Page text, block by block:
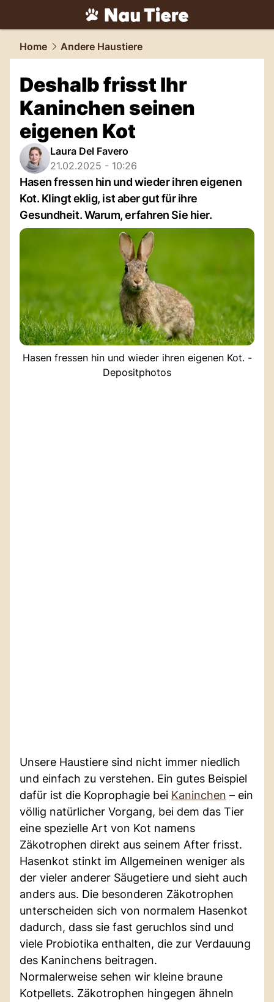
tiere.NAU.ch
Home Andere Haustiere
Deshalb frisst Ihr
Kaninchen seinen
eigenen Kot
Laura Del Favero
21.02.2025 - 10:26
Hasen fressen hin und wieder ihren eigenen
Kot. Klingt eklig, ist aber gut für ihre
Gesundheit. Warum, erfahren Sie hier.
Hasen fressen hin und wieder ihren eigenen Kot. -
Depositphotos
Unsere Haustiere sind nicht immer niedlich
und einfach zu verstehen. Ein gutes Beispiel
dafür ist die Koprophagie bei Kaninchen – ein
völlig natürlicher Vorgang, bei dem das Tier
eine spezielle Art von Kot namens
Zäkotrophen direkt aus seinem After frisst.
Hasenkot stinkt im Allgemeinen weniger als
der vieler anderer Säugetiere und sieht auch
anders aus. Die besonderen Zäkotrophen
unterscheiden sich von normalem Hasenkot
dadurch, dass sie fast geruchlos sind und
viele Probiotika enthalten, die zur Verdauung
des Kaninchens beitragen.
Normalerweise sehen wir kleine braune
Kotpellets. Zäkotrophen hingegen ähneln